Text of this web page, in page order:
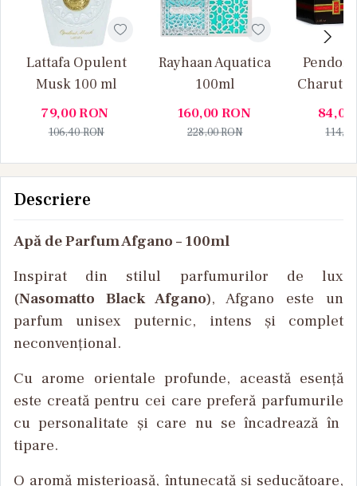
Lattafa Opulent
Musk 100 ml
79,00RON
106,40RON
Rayhaan Aquatica
100ml
160,00RON
228,00RON
Charuto
84,00
Descriere
Apă de Parfum Afgano – 100ml
Inspirat din stilul parfumurilor de lux
(Nasomatto Black Afgano), Afgano este un
parfum unisexputernic, intens și
complet
neconvențional.
Cu arome orientale profunde, această esență
este creată pentru cei carepreferă parfumurile
cupersonalitate șicare nu seîncadrează în
tipare.
O aromă misterioasă, întunecată și seducătoare,